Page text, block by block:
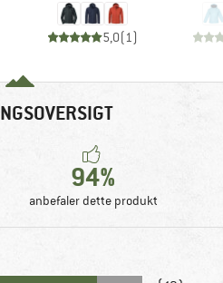
5,0(1)
94%
anbefaler dette produkt